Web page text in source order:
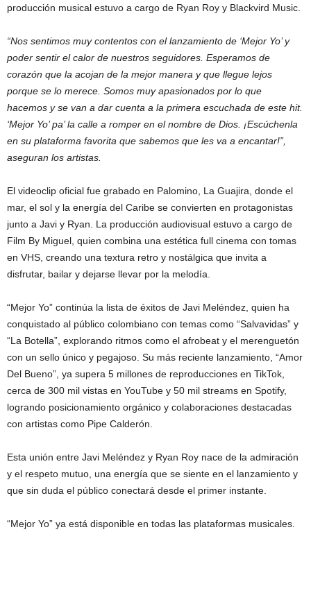
producción musical estuvo a cargo de Ryan Roy y Blackvird Music.
“Nos sentimos muy contentos con el lanzamiento de ‘Mejor Yo’ y
poder sentir el calor de nuestros seguidores. Esperamos de
corazón que la acojan de la mejor manera y que llegue lejos
porque se lo merece. Somos muy apasionados por lo que
hacemos y se van a dar cuenta a la primera escuchada de este hit.
‘Mejor Yo’ pa’ la calle a romper en el nombre de Dios. ¡Escúchenla
en su plataforma favorita que sabemos que les va a encantar!”,
aseguran los artistas.
El videoclip oficial fue grabado en Palomino, La Guajira, donde el
mar, el sol y la energía del Caribe se convierten en protagonistas
junto a Javi y Ryan. La producción audiovisual estuvo a cargo de
Film By Miguel, quien combina una estética full cinema con tomas
en VHS, creando una textura retro y nostálgica que invita a
disfrutar, bailar y dejarse llevar por la melodía.
“Mejor Yo” continúa la lista de éxitos de Javi Meléndez, quien ha
conquistado al público colombiano con temas como “Salvavidas” y
“La Botella”, explorando ritmos como el afrobeat y el merenguetón
con un sello único y pegajoso. Su más reciente lanzamiento, “Amor
Del Bueno”, ya supera 5 millones de reproducciones en TikTok,
cerca de 300 mil vistas en YouTube y 50 mil streams en Spotify,
logrando posicionamiento orgánico y colaboraciones destacadas
con artistas como Pipe Calderón.
Esta unión entre Javi Meléndez y Ryan Roy nace de la admiración
y el respeto mutuo, una energía que se siente en el lanzamiento y
que sin duda el público conectará desde el primer instante.
“Mejor Yo” ya está disponible en todas las plataformas musicales.